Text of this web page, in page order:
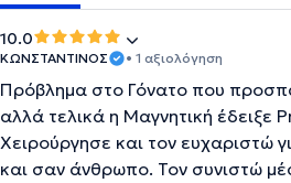
10.0
ΚΩΝΣΤΑΝΤΙΝΟΣ • 1 αξιολόγηση
Πρόβλημα στο Γόνατο που
αλλά τελικά η Μαγνητική έδειξε
Χειρούργησε και τον ευχαριστώ
και σαν άνθρωπο. Τον συνιστώ